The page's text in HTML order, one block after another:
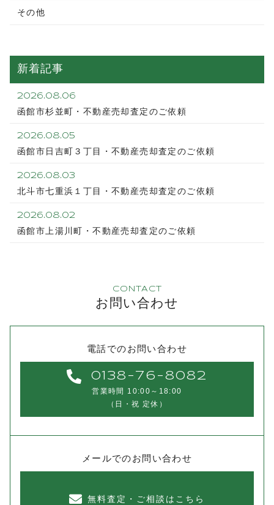
その他
新着記事
2026.08.06
函館市杉並町・不動産売却査定のご依頼
2026.08.05
函館市日吉町３丁目・不動産売却査定のご依頼
2026.08.03
北斗市七重浜１丁目・不動産売却査定のご依頼
2026.08.02
函館市上湯川町・不動産売却査定のご依頼
CONTACT
お問い合わせ
電話でのお問い合わせ
0138-76-8082
営業時間 10:00～18:00
（日・祝 定休）
メールでのお問い合わせ
無料査定・ご相談はこちら